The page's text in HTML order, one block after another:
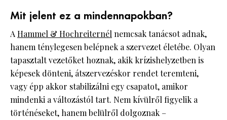
Mit jelent ez a mindennapokban?
AHammel & Hochreiternélnemcsak tanácsot adnak,
hanem ténylegesen belépnek a szervezet életébe. Olyan
tapasztalt vezetőket hoznak, akik krízishelyzetben is
képesek dönteni, átszervezéskor rendet teremteni,
vagy épp akkor stabilizálni egy csapatot, amikor
mindenki a változástól tart. Nem kívülről figyelik a
történéseket, hanem belülről dolgoznak –